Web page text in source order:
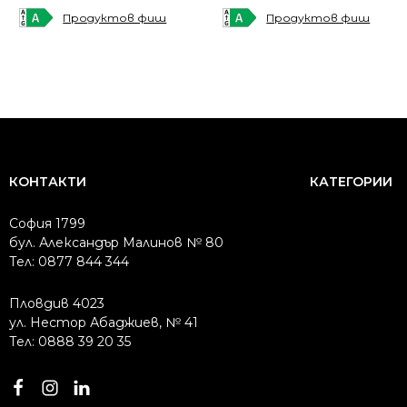
was:
1349.00 €
is:
1173.00 €
Продуктов фиш
was:
1399.00 €
is:
1209.00 €
Продуктов фиш
КОНТАКТИ
София 1799
бул. Александър Малинов № 80
Тел: 0877 844 344
Пловдив 4023
ул. Нестор Абаджиев, № 41
Тел: 0888 39 20 35
КАТЕГОРИИ